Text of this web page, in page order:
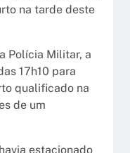
na tarde deste
Polícia Militar, a
17h10 para
qualificado na
de um
estacionado